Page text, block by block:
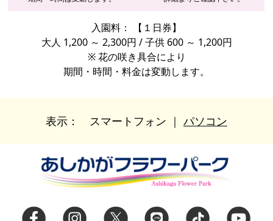
入園料：
【１日券】
大人 1,200 ～ 2,300円 / 子供 600 ～ 1,200円
※ 花の咲き具合により
期間・時間・料金は変動します。
表示： スマートフォン ｜ パソコン